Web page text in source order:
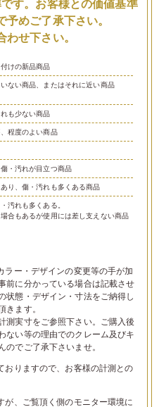
す。お客様との価値基準
めご了承下さい。
わせ下さい。
けの新品商品
ない商品、またはそれに近い商品
も少ない商品
程度のよい商品
・汚れが目立つ商品
り、傷・汚れも多くある商品
汚れも多くある。
合もあるが使用には差し支えない商品
ラー・デザインの変更等の手が加
前に分かっている場合は記載させ
状態・デザイン・寸法をご納得し
きます。
測実寸をご参照下さい。ご購入後
ない等の理由でのクレーム及びキ
のでご了承下さいませ。
おりますので、お客様の計測との
が、ご覧頂く側のモニター環境に